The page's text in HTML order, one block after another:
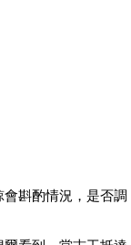
斟酌情況，是否調